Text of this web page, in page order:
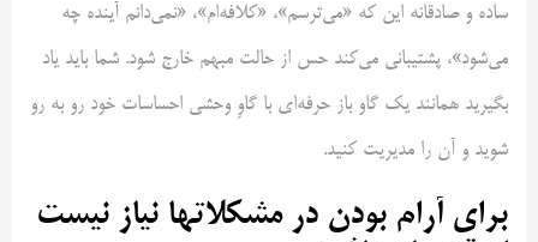
ساده و صادقانه‌ این که «می‌ترسم»، «کلافه‌ام»، «نمی‌دانم آینده چه
می‌شود»، پشتیبانی می‌کند حس از حالت مبهم خارج شود. شما باید یاد
بگیرید همانند یک گاو باز حرفه‌ای با گاوِ وحشی احساسات خود رو به رو
شوید و آن را مدیریت کنید.
برای آرام بودن در مشکلاتها نیاز نیست